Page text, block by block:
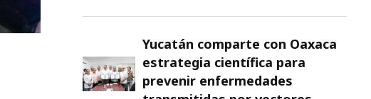
Yucatán comparte con Oaxaca
estrategia científica para
prevenir enfermedades